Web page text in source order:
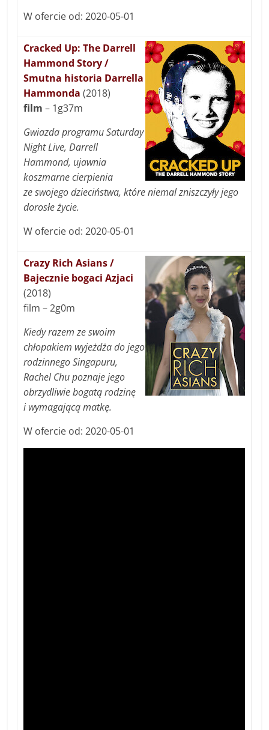
W ofercie od: 2020-05-01
Cracked Up: The Darrell
Hammond Story /
Smutna historia Darrella
Hammonda (2018)
film – 1g37m
Gwiazda programu Saturday
Night Live, Darrell
Hammond, ujawnia
koszmarne cierpienia
ze swojego dzieciństwa, które niemal zniszczyły jego
dorosłe życie.
W ofercie od: 2020-05-01
Crazy Rich Asians /
Bajecznie bogaci Azjaci
(2018)
film – 2g0m
Kiedy razem ze swoim
chłopakiem wyjeżdża do jego
rodzinnego Singapuru,
Rachel Chu poznaje jego
obrzydliwie bogatą rodzinę
i wymagającą matkę.
W ofercie od: 2020-05-01